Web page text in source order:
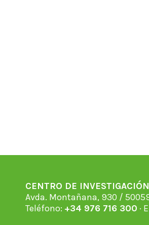
CENTRO DE
Avda. Montañana, 930 /
Teléfono: +34 976 716 300 ·